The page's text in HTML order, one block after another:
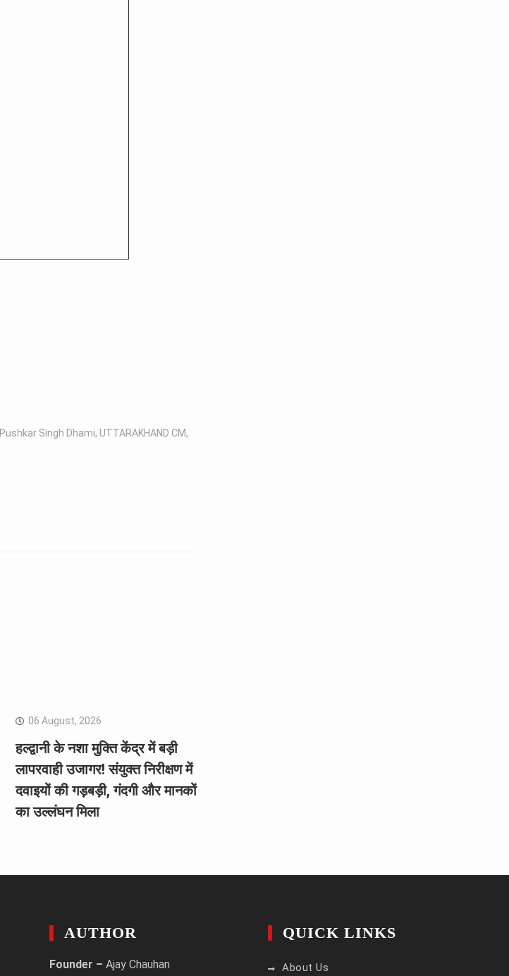
Pushkar Singh Dhami, UTTARAKHAND CM,
06 August, 2026
हल्द्वानी के नशा मुक्ति केंद्र में बड़ी
लापरवाही उजागर! संयुक्त निरीक्षण में
दवाइयों की गड़बड़ी, गंदगी और मानकों
का उल्लंघन मिला
AUTHOR
Founder – Ajay Chauhan
QUICK LINKS
About Us